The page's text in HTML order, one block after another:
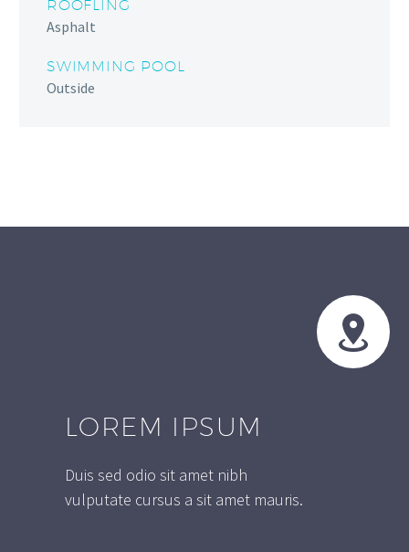
ROOFLING
Asphalt
SWIMMING POOL
Outside


LOREM IPSUM
Duis sed odio sit amet nibh
vulputate cursus a sit amet mauris.